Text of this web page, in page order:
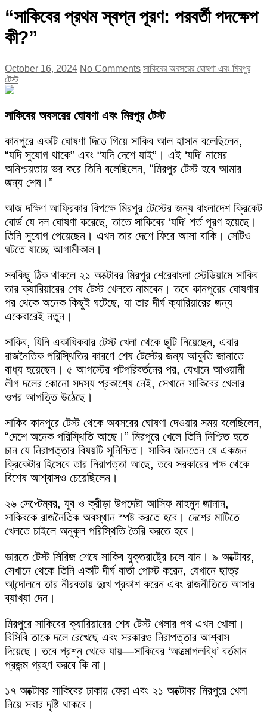
“সাকিবের প্রথম স্বপ্ন পূরণ: পরবর্তী পদক্ষেপ
কী?”
October 16, 2024 No Comments সাকিবের অবসরের ঘোষণা এবং মিরপুর
টেস্ট
সাকিবের অবসরের ঘোষণা এবং মিরপুর টেস্ট
কানপুরে একটি ঘোষণা দিতে গিয়ে সাকিব আল হাসান বলেছিলেন,
“যদি সুযোগ থাকে” এবং “যদি দেশে যাই”। এই ‘যদি’ নামের
অনিশ্চয়তায় ভর করে তিনি বলেছিলেন, “মিরপুর টেস্ট হবে আমার
জন্য শেষ।”
আজ দক্ষিণ আফ্রিকার বিপক্ষে মিরপুর টেস্টের জন্য বাংলাদেশ ক্রিকেট
বোর্ড যে দল ঘোষণা করেছে, তাতে সাকিবের ‘যদি’ শর্ত পূরণ হয়েছে।
তিনি সুযোগ পেয়েছেন। এখন তার দেশে ফিরে আসা বাকি। সেটিও
ঘটতে যাচ্ছে আগামীকাল।
সবকিছু ঠিক থাকলে ২১ অক্টোবর মিরপুর শেরেবাংলা স্টেডিয়ামে সাকিব
তার ক্যারিয়ারের শেষ টেস্ট খেলতে নামবেন। তবে কানপুরের ঘোষণার
পর থেকে অনেক কিছুই ঘটেছে, যা তার দীর্ঘ ক্যারিয়ারের জন্য
একেবারেই নতুন।
সাকিব, যিনি একাধিকবার টেস্ট খেলা থেকে ছুটি নিয়েছেন, এবার
রাজনৈতিক পরিস্থিতির কারণে শেষ টেস্টের জন্য আকুতি জানাতে
বাধ্য হয়েছেন। ৫ আগস্টের পটপরিবর্তনের পর, যেখানে আওয়ামী
লীগ দলের কোনো সদস্য প্রকাশ্যে নেই, সেখানে সাকিবের খেলার
ওপর আপত্তি উঠেছে।
সাকিব কানপুরে টেস্ট থেকে অবসরের ঘোষণা দেওয়ার সময় বলেছিলেন,
“দেশে অনেক পরিস্থিতি আছে।” মিরপুরে খেলে তিনি নিশ্চিত হতে
চান যে নিরাপত্তার বিষয়টি সুনিশ্চিত। সাকিব জানতেন যে একজন
ক্রিকেটার হিসেবে তার নিরাপত্তা আছে, তবে সরকারের পক্ষ থেকে
বিশেষ আশ্বাসও চেয়েছিলেন।
২৬ সেপ্টেম্বর, যুব ও ক্রীড়া উপদেষ্টা আসিফ মাহমুদ জানান,
সাকিবকে রাজনৈতিক অবস্থান স্পষ্ট করতে হবে। দেশের মাটিতে
খেলতে চাইলে অনুকূল পরিস্থিতি তৈরি করতে হবে।
ভারতে টেস্ট সিরিজ শেষে সাকিব যুক্তরাষ্ট্রে চলে যান। ৯ অক্টোবর,
সেখানে থেকে তিনি একটি দীর্ঘ বার্তা পোস্ট করেন, যেখানে ছাত্র
আন্দোলনে তার নীরবতায় দুঃখ প্রকাশ করেন এবং রাজনীতিতে আসার
ব্যাখ্যা দেন।
মিরপুরে সাকিবের ক্যারিয়ারের শেষ টেস্ট খেলার পথ এখন খোলা।
বিসিবি তাকে দলে রেখেছে এবং সরকারও নিরাপত্তার আশ্বাস
দিয়েছে। তবে প্রশ্ন থেকে যায়—সাকিবের ‘আত্মোপলব্ধি’ বর্তমান
প্রজন্ম গ্রহণ করবে কি না।
১৭ অক্টোবর সাকিবের ঢাকায় ফেরা এবং ২১ অক্টোবর মিরপুরে খেলা
নিয়ে সবার দৃষ্টি থাকবে।